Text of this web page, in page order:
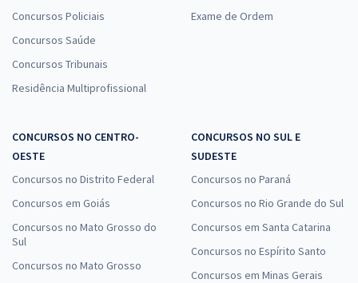
Concursos Policiais
Concursos Saúde
Concursos Tribunais
Residência Multiprofissional
Exame de Ordem
CONCURSOS NO CENTRO-
OESTE
Concursos no Distrito Federal
Concursos em Goiás
Concursos no Mato Grosso do
Sul
Concursos no Mato Grosso
CONCURSOS NO SUL E
SUDESTE
Concursos no Paraná
Concursos no Rio Grande do Sul
Concursos em Santa Catarina
Concursos no Espírito Santo
Concursos em Minas Gerais